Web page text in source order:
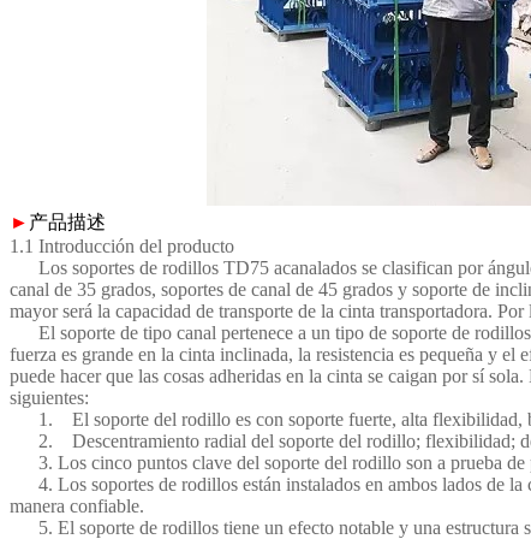
► 产品描述
1.1 Introducción del producto
Los soportes de rodillos TD75 acanalados se clasifican por
canal de 35 grados, soportes de canal de 45 grados y soporte de
mayor será la capacidad de transporte de la cinta transportadora.
El soporte de tipo canal pertenece a un tipo de soporte de
fuerza es grande en la cinta inclinada, la resistencia es pequeña y
puede hacer que las cosas adheridas en la cinta se caigan por sí
siguientes:
1. El soporte del rodillo es con soporte fuerte, alta flexibilidad,
2. Descentramiento radial del soporte del rodillo; flexibilidad;
3. Los cinco puntos clave del soporte del rodillo son a prueba de
4. Los soportes de rodillos están instalados en ambos lados de la
manera confiable.
5. El soporte de rodillos tiene un efecto notable y una estructura